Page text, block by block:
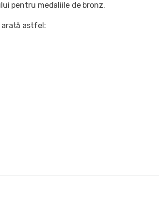
pentru medaliile de bronz.
astfel: